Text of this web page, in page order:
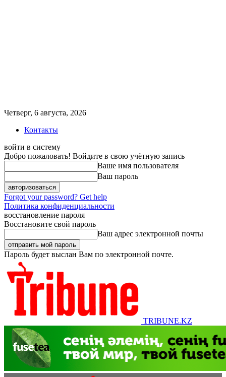
Четверг, 6 августа, 2026
Контакты
войти в систему
Добро пожаловать! Войдите в свою учётную запись
Ваше имя пользователя
Ваш пароль
Forgot your password? Get help
Политика конфиденциальности
восстановление пароля
Восстановите свой пароль
Ваш адрес электронной почты
Пароль будет выслан Вам по электронной почте.
TRIBUNE.KZ